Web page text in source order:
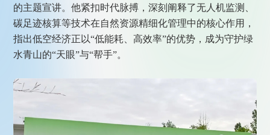
的主题宣讲。他紧扣时代脉搏，深刻阐释了无人机监测、
碳足迹核算等技术在自然资源精细化管理中的核心作用，
指出低空经济正以“低能耗、高效率”的优势，成为守护绿
水青山的“天眼”与“帮手”。